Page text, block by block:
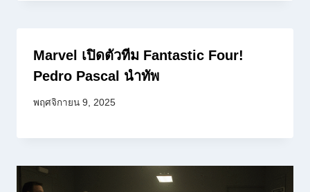
Marvel เปิดตัวทีม Fantastic Four!
Pedro Pascal นำทัพ
พฤศจิกายน 9, 2025